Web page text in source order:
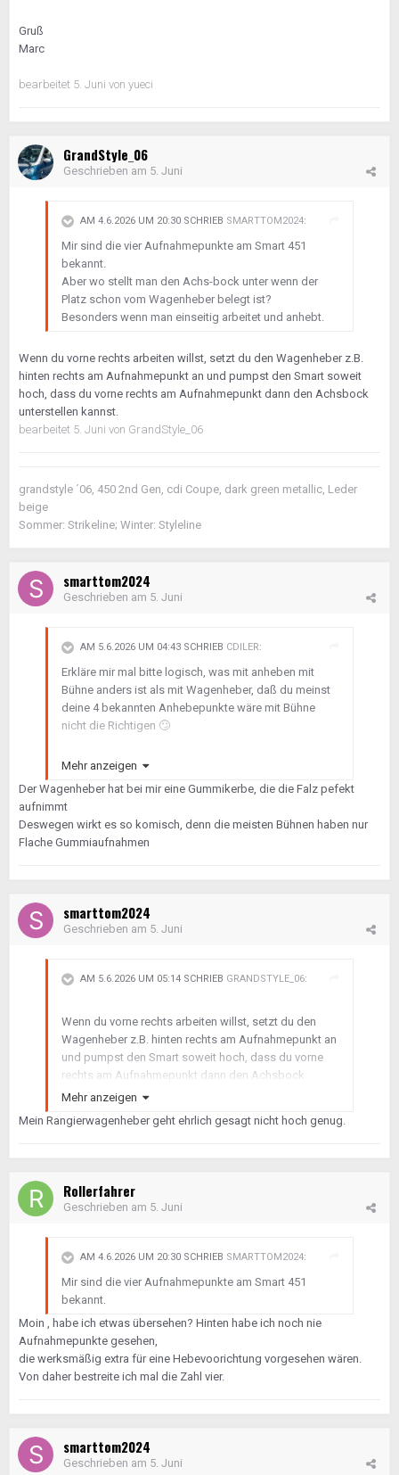
Gruß
Marc
bearbeitet 5. Juni von yueci
GrandStyle_06
Geschrieben am 5. Juni
AM 4.6.2026 UM 20:30 SCHRIEB SMARTTOM2024:
Mir sind die vier Aufnahmepunkte am Smart 451
bekannt.
Aber wo stellt man den Achs-bock unter wenn der
Platz schon vom Wagenheber belegt ist?
Besonders wenn man einseitig arbeitet und anhebt.
Wenn du vorne rechts arbeiten willst, setzt du den Wagenheber z.B.
hinten rechts am Aufnahmepunkt an und pumpst den Smart soweit
hoch, dass du vorne rechts am Aufnahmepunkt dann den Achsbock
unterstellen kannst.
bearbeitet 5. Juni von GrandStyle_06
grandstyle ´06, 450 2nd Gen, cdi Coupe, dark green metallic, Leder
beige
Sommer: Strikeline; Winter: Styleline
smarttom2024
Geschrieben am 5. Juni
AM 5.6.2026 UM 04:43 SCHRIEB CDILER:
Erkläre mir mal bitte logisch, was mit anheben mit
Bühne anders ist als mit Wagenheber, daß du meinst
deine 4 bekannten Anhebepunkte wäre mit Bühne
nicht die Richtigen 🙄
Ich habe vernünftige Wagenheber und stelle Böcke
aufgibt. Und da ist es mir dann auch egal ob am Auto
was beschädigt wird, weil ich mein Leben absicher
und nicht das Auto.
Mehr anzeigen
Der Wagenheber hat bei mir eine Gummikerbe, die die Falz pefekt
aufnimmt
Deswegen wirkt es so komisch, denn die meisten Bühnen haben nur
Flache Gummiaufnahmen
smarttom2024
Geschrieben am 5. Juni
AM 5.6.2026 UM 05:14 SCHRIEB GRANDSTYLE_06:
Wenn du vorne rechts arbeiten willst, setzt du den
Wagenheber z.B. hinten rechts am Aufnahmepunkt an
und pumpst den Smart soweit hoch, dass du vorne
rechts am Aufnahmepunkt dann den Achsbock
unterstellen kannst.
Mehr anzeigen
Mein Rangierwagenheber geht ehrlich gesagt nicht hoch genug.
Rollerfahrer
Geschrieben am 5. Juni
AM 4.6.2026 UM 20:30 SCHRIEB SMARTTOM2024:
Mir sind die vier Aufnahmepunkte am Smart 451
bekannt.
Moin , habe ich etwas übersehen? Hinten habe ich noch nie
Aufnahmepunkte gesehen,
die werksmäßig extra für eine Hebevoorichtung vorgesehen wären.
Von daher bestreite ich mal die Zahl vier.
smarttom2024
Geschrieben am 5. Juni